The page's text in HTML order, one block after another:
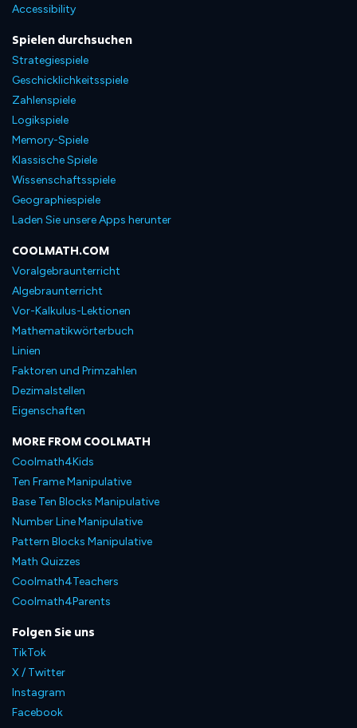
Accessibility
Spielen durchsuchen
Strategiespiele
Geschicklichkeitsspiele
Zahlenspiele
Logikspiele
Memory-Spiele
Klassische Spiele
Wissenschaftsspiele
Geographiespiele
Laden Sie unsere Apps herunter
COOLMATH.COM
Voralgebraunterricht
Algebraunterricht
Vor-Kalkulus-Lektionen
Mathematikwörterbuch
Linien
Faktoren und Primzahlen
Dezimalstellen
Eigenschaften
MORE FROM COOLMATH
Coolmath4Kids
Ten Frame Manipulative
Base Ten Blocks Manipulative
Number Line Manipulative
Pattern Blocks Manipulative
Math Quizzes
Coolmath4Teachers
Coolmath4Parents
Folgen Sie uns
TikTok
X / Twitter
Instagram
Facebook